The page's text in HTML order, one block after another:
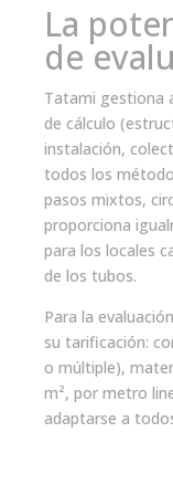
La
de
Tatami gestiona
de cálculo
instalación,
todos los
pasos mixtos,
proporciona
para los locales
de los tubos.
Para la
su tarificación:
o múltiple),
m², por metro
adaptarse a